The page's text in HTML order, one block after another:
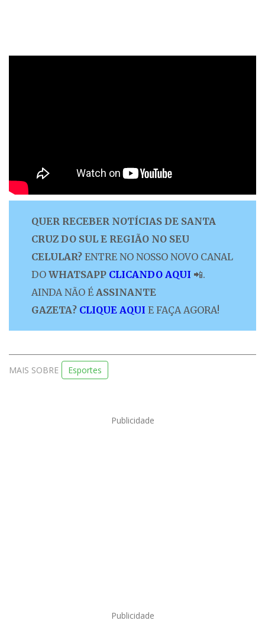
QUER RECEBER NOTÍCIAS DE SANTA
CRUZ DO SUL E REGIÃO NO SEU
CELULAR? ENTRE NO NOSSO NOVO CANAL
DO WHATSAPP CLICANDO AQUI 📲.
AINDA NÃO É ASSINANTE
GAZETA? CLIQUE AQUI E FAÇA AGORA!
MAIS SOBRE Esportes
Publicidade
Publicidade